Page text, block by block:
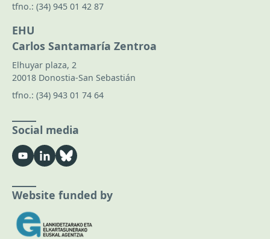
tfno.: (34) 945 01 42 87
EHU
Carlos Santamaría Zentroa
Elhuyar plaza, 2
20018 Donostia-San Sebastián
tfno.: (34) 943 01 74 64
Social media
Website funded by